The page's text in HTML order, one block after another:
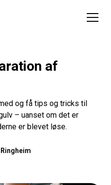
af
og få tips og tricks til
– uanset om det er
er blevet løse.